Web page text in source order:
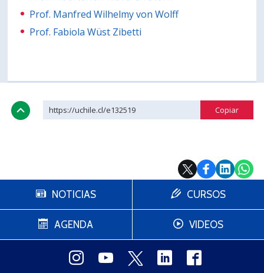
Prof. Manfred Wilhelmy von Wolff
Prof. Fabiola Wüst Zibetti
https://uchile.cl/e132519
NOTICIAS
AGENDA
CURSOS
VIDEOS